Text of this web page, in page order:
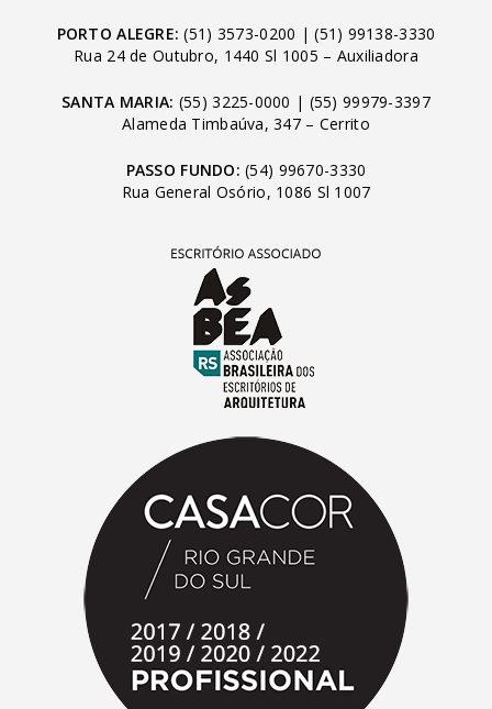
PORTO ALEGRE: (51) 3573-0200 |(51) 99138-3330
Rua 24 de Outubro, 1440 Sl 1005 – Auxiliadora
SANTA MARIA: (55) 3225-0000 | (55) 99979-3397
Alameda Timbaúva, 347 – Cerrito
PASSO FUNDO: (54) 99670-3330
Rua General Osório, 1086 Sl 1007